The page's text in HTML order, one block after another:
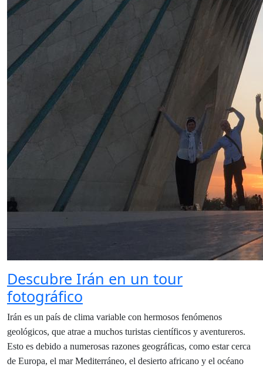
Descubre Irán en un tour
fotográfico
Irán es un país de clima variable con hermosos fenómenos
geológicos, que atrae a muchos turistas científicos y aventureros.
Esto es debido a numerosas razones geográficas, como estar cerca
de Europa, el mar Mediterráneo, el desierto africano y el océano